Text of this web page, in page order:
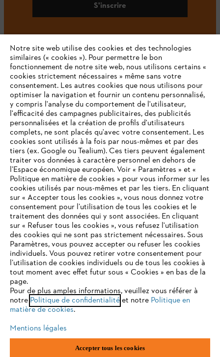
S'inscrire
#STIHL
L'Entreprise
STIHL FAQ
Contact
Politique de protection des données
Mentions légales Utilisation des cookies
ANDREAS STIHL NV, Veurtstraat 117, 2870 Puurs-Sint-Amands,
VOTRE NAVIGATEUR INTERNET
N'EST PLUS PRIS EN CHARGE
Vous utilisez un navigateur Internet que nous ne prenons plus
en charge, et certaines fonctionnalités de notre site ne
peuvent fonctionner correctement. Pour une utilisation
optimale de notre site, nous vous recommandons de passer à
l'un des navigateurs suivants :
firefox chrome
Notre site web utilise des cookies et des technologies
similaires (« cookies »). Pour permettre le bon
fonctionnement de notre site web, nous utilisons certains «
cookies strictement nécessaires » même sans votre
consentement. Les autres cookies que nous utilisons pour
optimiser la navigation et fournir un contenu personnalisé,
y compris l'analyse du comportement de l'utilisateur,
l'efficacité des campagnes publicitaires, des publicités
personnalisées et la création de profils d'utilisateurs
complets, ne sont placés qu'avec votre consentement. Les
cookies sont utilisés à la fois par nous-mêmes et par des
tiers (ex. Google ou Tealium). Ces tiers peuvent également
traiter vos données à caractère personnel en dehors de
l’Espace économique européen. Voir « Paramètres » et «
Politique en matière de cookies » pour vous informer sur les
cookies utilisés par nous-mêmes et par les tiers. En cliquant
sur « Accepter tous les cookies », vous nous donnez votre
consentement pour l’utilisation de tous les cookies et le
traitement des données qui y sont associées. En cliquant
sur « Refuser tous les cookies », vous refusez l'utilisation
des cookies qui ne sont pas strictement nécessaires. Sous
Paramètres, vous pouvez accepter ou refuser les cookies
individuels. Vous pouvez retirer votre consentement pour
l’utilisation de cookies individuels ou de tous les cookies à
tout moment avec effet futur sous « Cookies » en bas de la
page.
Pour de plus amples informations, veuillez vous référer à
notre Politique de confidentialitéet notre Politique en
matière de cookies.
Mentions légales
Accepter tous les cookies